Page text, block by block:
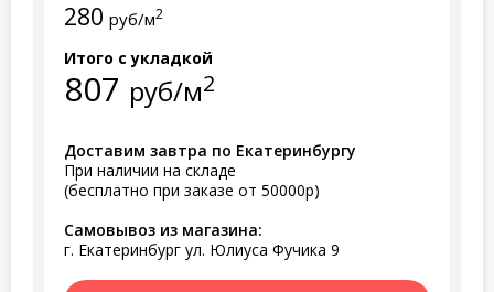
280 руб/м2
Итого с укладкой
807 руб/м2
Доставим завтра по Екатеринбургу
При наличии на складе
(бесплатно при заказе от 50000р)
Самовывоз из магазина:
г. Екатеринбург ул. Юлиуса Фучика 9